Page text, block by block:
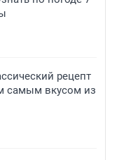
рецепт
самым вкусом из